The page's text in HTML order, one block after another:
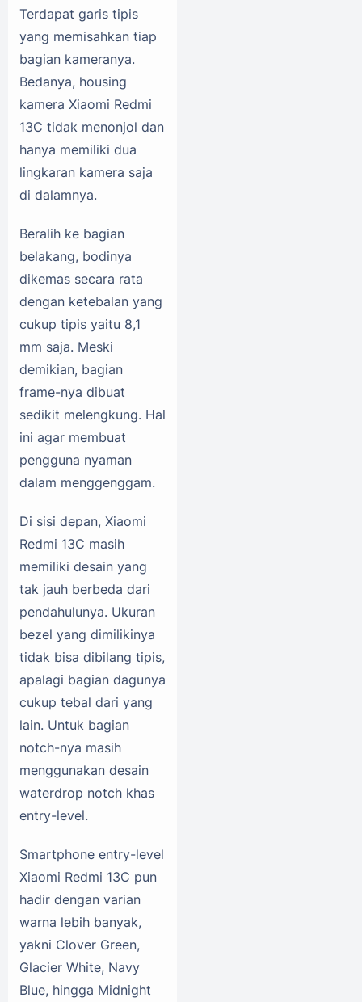
Terdapat garis tipis
yang memisahkan tiap
bagian kameranya.
Bedanya, housing
kamera Xiaomi Redmi
13C tidak menonjol dan
hanya memiliki dua
lingkaran kamera saja
di dalamnya.
Beralih ke bagian
belakang, bodinya
dikemas secara rata
dengan ketebalan yang
cukup tipis yaitu 8,1
mm saja. Meski
demikian, bagian
frame-nya dibuat
sedikit melengkung. Hal
ini agar membuat
pengguna nyaman
dalam menggenggam.
Di sisi depan, Xiaomi
Redmi 13C masih
memiliki desain yang
tak jauh berbeda dari
pendahulunya. Ukuran
bezel yang dimilikinya
tidak bisa dibilang tipis,
apalagi bagian dagunya
cukup tebal dari yang
lain. Untuk bagian
notch-nya masih
menggunakan desain
waterdrop notch khas
entry-level.
Smartphone entry-level
Xiaomi Redmi 13C pun
hadir dengan varian
warna lebih banyak,
yakni Clover Green,
Glacier White, Navy
Blue, hingga Midnight